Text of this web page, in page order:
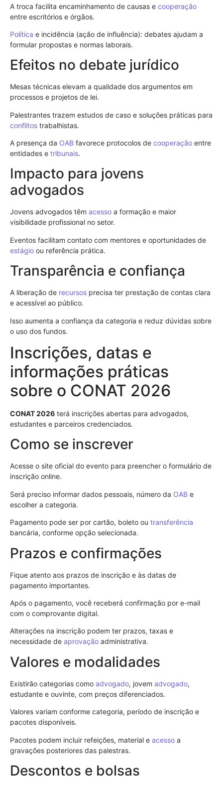
A troca facilita encaminhamento de causas e cooperação
entre escritórios e órgãos.
Política e incidência (ação de influência): debates ajudam a
formular propostas e normas laborais.
Efeitos no debate jurídico
Mesas técnicas elevam a qualidade dos argumentos em
processos e projetos de lei.
Palestrantes trazem estudos de caso e soluções práticas para
conflitos trabalhistas.
A presença da OAB favorece protocolos de cooperação entre
entidades e tribunais.
Impacto para jovens
advogados
Jovens advogados têm acesso a formação e maior
visibilidade profissional no setor.
Eventos facilitam contato com mentores e oportunidades de
estágio ou referência prática.
Transparência e confiança
A liberação de recursos precisa ter prestação de contas clara
e acessível ao público.
Isso aumenta a confiança da categoria e reduz dúvidas sobre
o uso dos fundos.
Inscrições, datas e
informações práticas
sobre o CONAT 2026
CONAT 2026 terá inscrições abertas para advogados,
estudantes e parceiros credenciados.
Como se inscrever
Acesse o site oficial do evento para preencher o formulário de
inscrição online.
Será preciso informar dados pessoais, número da OAB e
escolher a categoria.
Pagamento pode ser por cartão, boleto ou transferência
bancária, conforme opção selecionada.
Prazos e confirmações
Fique atento aos prazos de inscrição e às datas de
pagamento importantes.
Após o pagamento, você receberá confirmação por e-mail
com o comprovante digital.
Alterações na inscrição podem ter prazos, taxas e
necessidade de aprovação administrativa.
Valores e modalidades
Existirão categorias como advogado, jovem advogado,
estudante e ouvinte, com preços diferenciados.
Valores variam conforme categoria, período de inscrição e
pacotes disponíveis.
Pacotes podem incluir refeições, material e acesso a
gravações posteriores das palestras.
Descontos e bolsas